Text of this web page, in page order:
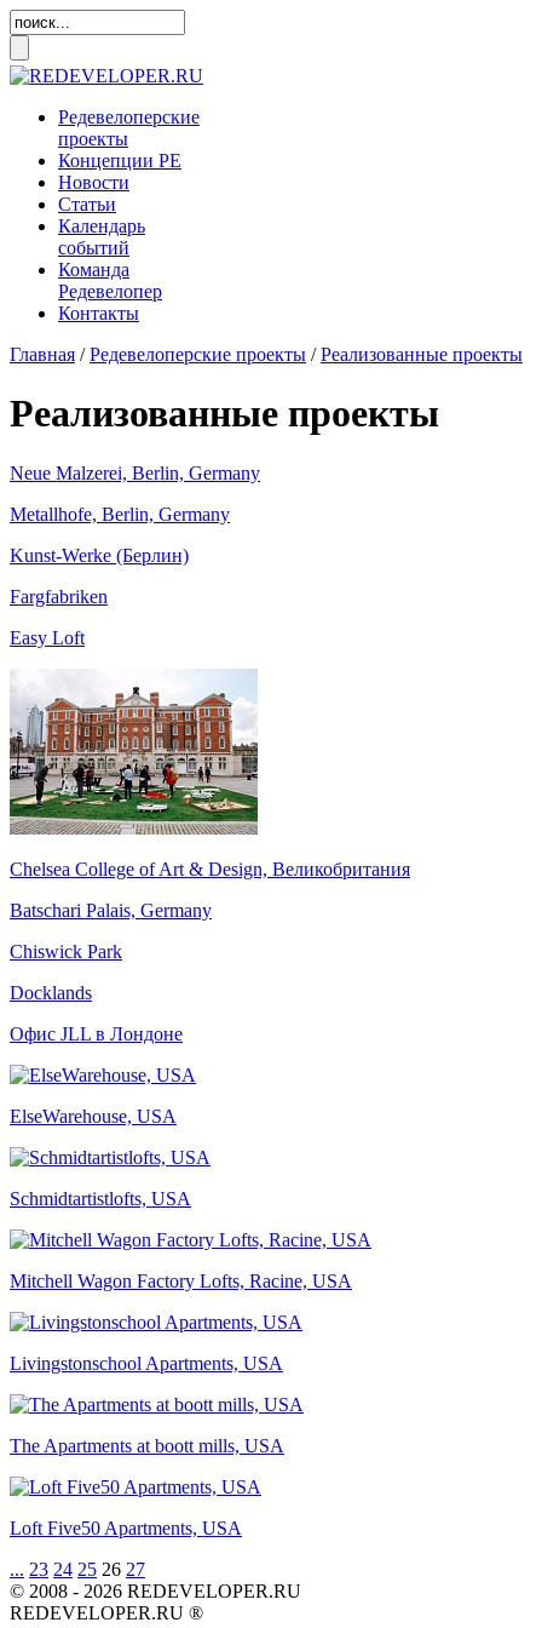
Редевелоперские
проекты
Концепции РЕ
Новости
Статьи
Календарь
событий
Команда
Редевелопер
Контакты
Главная /Редевелоперские проекты /Реализованные проекты
Реализованные проекты
Neue Malzerei, Berlin, Germany
Metallhofe, Berlin, Germany
Kunst-Werke (Берлин)
Fargfabriken
Easy Loft
Chelsea College of Art & Design, Великобритания
Batschari Palais, Germany
Chiswick Park
Docklands
Офис JLL в Лондоне
ElseWarehouse, USA
Schmidtartistlofts, USA
Mitchell Wagon Factory Lofts, Racine, USA
Livingstonschool Apartments, USA
The Apartments at boott mills, USA
Loft Five50 Apartments, USA
... 23 24 25 26 27
© 2008 - 2026 REDEVELOPER.RU
REDEVELOPER.RU ®